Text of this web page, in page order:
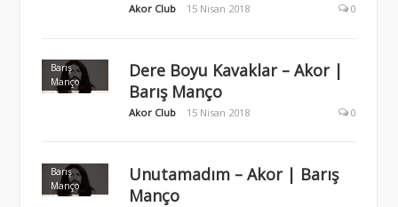
Akor Club 15 Nisan 2018 0
Barış
Manço
Dere Boyu Kavaklar – Akor |
Barış Manço
Akor Club 15 Nisan 2018 0
Barış
Manço
Unutamadım – Akor | Barış
Manço